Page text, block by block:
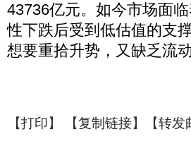
43736亿元。如今市场面
性下跌后受到低估值的支
想要重拾升势，又缺乏流
【打印】 【复制链接】【转发